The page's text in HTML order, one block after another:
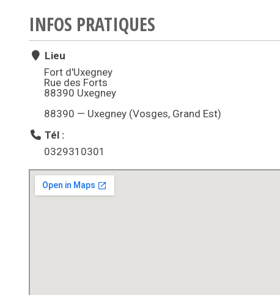
INFOS PRATIQUES
Lieu
Fort d'Uxegney
Rue des Forts
88390 Uxegney
88390 — Uxegney (Vosges, Grand Est)
Tél :
0329310301